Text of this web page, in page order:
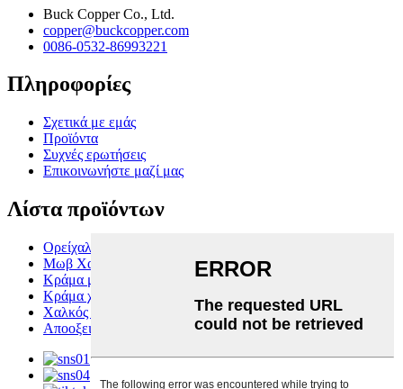
Buck Copper Co., Ltd.
copper@buckcopper.com
0086-0532-86993221
Πληροφορίες
Σχετικά με εμάς
Προϊόντα
Συχνές ερωτήσεις
Επικοινωνήστε μαζί μας
Λίστα προϊόντων
Ορείχαλκος
Μωβ Χαλκός
Κράμα μπρούτζου
Κράμα χαλκού
Χαλκός χωρίς οξυγόνο
Αποοξειδωμένος Χαλκός από Φώσφορο